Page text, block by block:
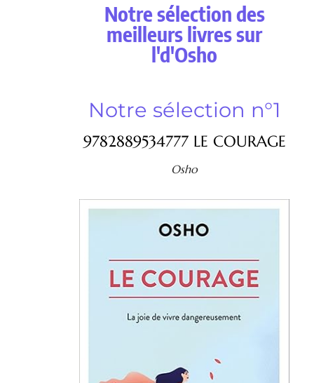
Notre sélection des
meilleurs livres sur
l'd'Osho
Notre sélection n°1
9782889534777 LE COURAGE
Osho